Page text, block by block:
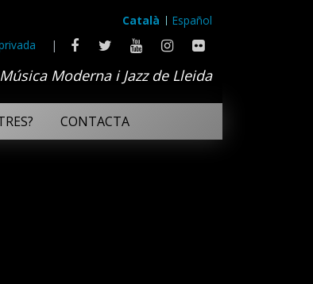
Català
Español
|
Moderna i Jazz de Lleida
CONTACTA